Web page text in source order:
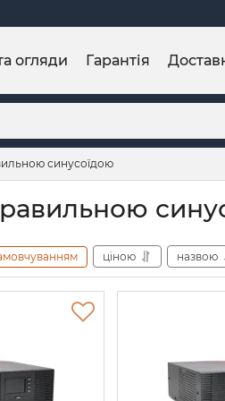
огляди Гарантія
синусоїдою
ціною назвою